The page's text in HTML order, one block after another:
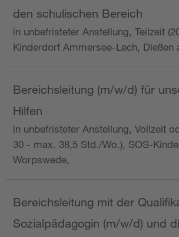
den schulischen Bereich
in unbefristeter Anstellung, Teilzeit
Kinderdorf Ammersee-Lech, Dießen
Bereichsleitung (m/w/d) für
Hilfen
in unbefristeter Anstellung, Vollzeit
30 - max. 38,5 Std./Wo.), SOS-
Worpswede,
Bereichsleitung mit der
Sozialpädagogin (m/w/d) und